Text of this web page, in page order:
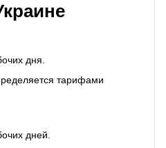
дня.
тарифами
дней.